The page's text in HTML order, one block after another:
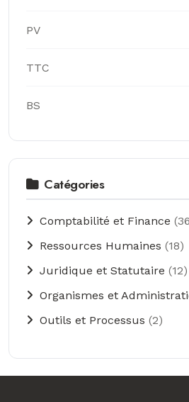
PV
TTC
BS
Catégories
Comptabilité et Finance
Ressources Humaines (18)
Juridique et Statutaire (12)
Organismes et
Outils et Processus (2)